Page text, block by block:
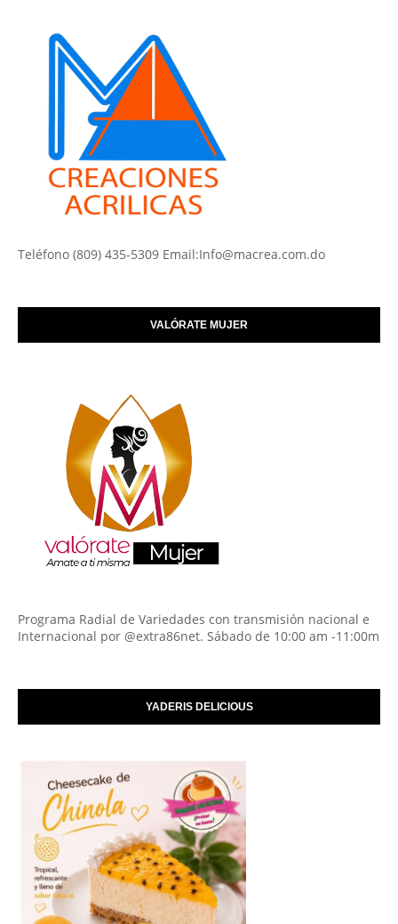
Teléfono (809) 435-5309 Email:Info@macrea.com.do
VALÓRATE MUJER
Programa Radial de Variedades con transmisión nacional e
Internacional por @extra86net. Sábado de 10:00 am -11:00m
YADERIS DELICIOUS